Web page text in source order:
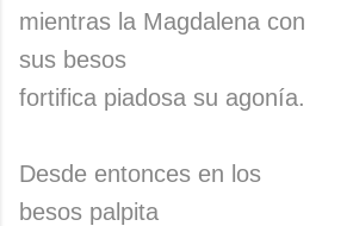
mientras la Magdalena con
sus besos
fortifica piadosa su agonía.
Desde entonces en los
besos palpita